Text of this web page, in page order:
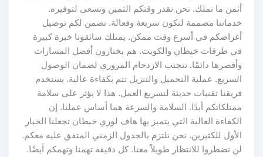
أثمن ما نملك. نحن نقدر وقتكم الثمين ونسعى لتوفيره.
خدماتنا مصممة لتكون سريعة وفعالة. نضمن لكم توصيل
أغراضكم في أسرع وقت ممكن. يمتلك سائقونا خبرة كبيرة
في طرقات خيطان والكويت. هم يختارون أفضل المسارات
وأقصرها دائمًا. نتجنب الازدحام المروري لضمان الوصول
السريع. عملية التحميل والتنزيل تتم بكفاءة عالية. يستخدم
فريقنا تقنيات حديثة لتسريع العمل. هذا لا يؤثر على سلامة
ممتلكاتكم أبدًا. السلامة والسرعة هما أساس عملنا. إن
الكفاءة العالية التي يتميز بها هاف لوري خيطان تجعلنا الخيار
الأول للكثيرين. نحن نلتزم بالجدول الزمني المتفق عليه معكم.
لن تضطروا للانتظار طويلاً معنا. كل دقيقة تهمنا وتهمكم أيضًا.